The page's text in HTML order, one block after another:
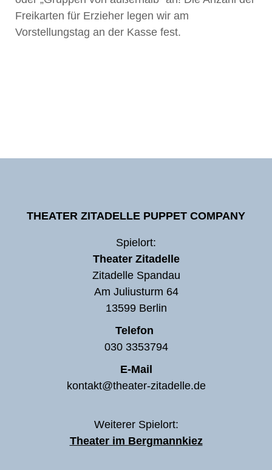
Freikarten für Erzieher legen wir am
Vorstellungstag an der Kasse fest.
THEATER ZITADELLE PUPPET COMPANY
Spielort:
Theater Zitadelle
Zitadelle Spandau
Am Juliusturm 64
13599 Berlin
Telefon
030 3353794
E-Mail
kontakt@theater-zitadelle.de
Weiterer Spielort:
Theater im Bergmannkiez